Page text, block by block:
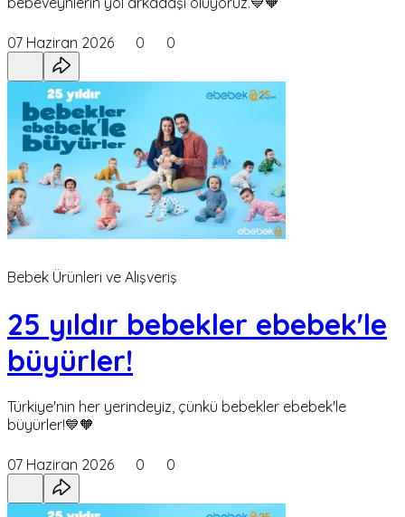
07 Haziran 2026 0 0
Bebek Ürünleri ve Alışveriş
25 yıldır bebekler ebebek'le
büyürler!
Türkiye'nin her yerindeyiz, çünkü bebekler ebebek'le
büyürler!💙🧡
07 Haziran 2026 0 0